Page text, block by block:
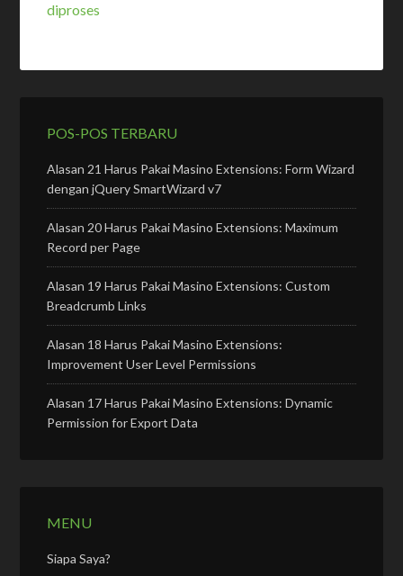
diproses
POS-POS TERBARU
Alasan 21 Harus Pakai Masino Extensions: Form Wizard
dengan jQuery SmartWizard v7
Alasan 20 Harus Pakai Masino Extensions: Maximum
Record per Page
Alasan 19 Harus Pakai Masino Extensions: Custom
Breadcrumb Links
Alasan 18 Harus Pakai Masino Extensions:
Improvement User Level Permissions
Alasan 17 Harus Pakai Masino Extensions: Dynamic
Permission for Export Data
MENU
Siapa Saya?